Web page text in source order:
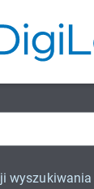
wyszukiwania